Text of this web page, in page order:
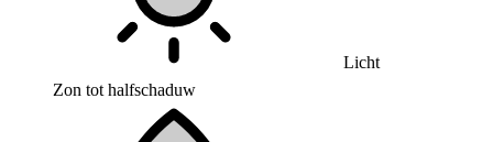
Licht
Zon tot halfschaduw